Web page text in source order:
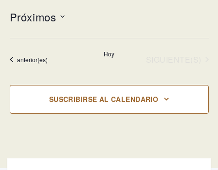
Próximos
fecha.
Eventos
anterior(es)
Hoy
SUSCRIBIRSE AL CALENDARIO